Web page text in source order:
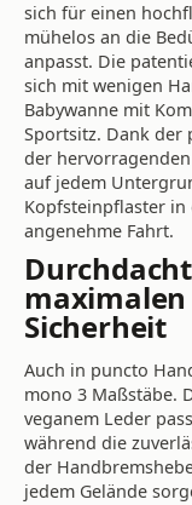
sich für einen
mühelos an die
anpasst. Die
sich mit wenigen
Babywanne mit
Sportsitz. Dank der
der
auf jedem
Kopfsteinpflaster in
angenehme Fahrt.
Sicherheit
Auch in puncto
mono 3 Maßstäbe.
veganem Leder
während die
der
jedem Gelände